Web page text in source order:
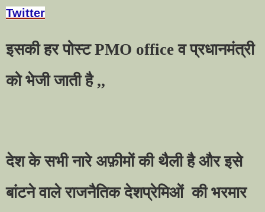
Twitter
इसकी हर पोस्टPMO officeव प्रधानमंत्री
को भेजी जाती है ,,
देश के सभी नारे अफ़ीमों की थैली है और इसे
बांटने वाले राजनैतिक देशप्रेमिओं की भरमार